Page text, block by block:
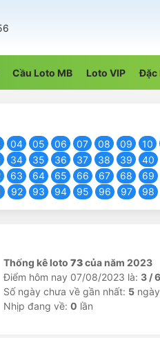
Cầu Loto MB Loto VIP Đặc
04 05 06 07 08 09 10
34 35 36 37 38 39 40
63 64 65 66 67 68 69
92 93 94 95 96 97 98
Thống kê loto 73của năm 2023
Điểm hôm nay 07/08/2023 là: 3 / 6
Số ngày chưa về gần nhất: 5 ngày
Nhịp đang về: 0 lần